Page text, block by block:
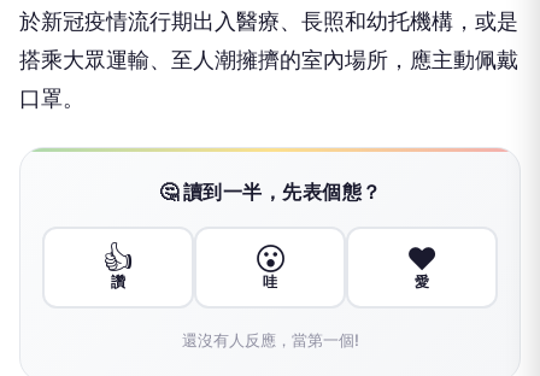
於新冠疫情流行期出入醫療、長照和幼托機構，或是
搭乘大眾運輸、至人潮擁擠的室內場所，應主動佩戴
口罩。
🤔 讀到一半，先表個態？
👍
讚
😮
哇
❤️
愛
還沒有人反應，當第一個!